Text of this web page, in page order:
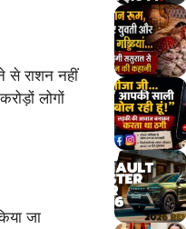
से राशन नहीं
लोगों
जा